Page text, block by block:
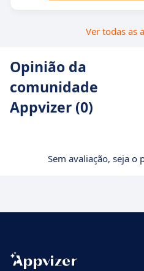
Ver todas as
Opinião da
comunidade
Appvizer (0)
Sem avaliação, seja o